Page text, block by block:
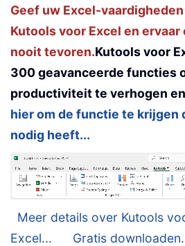
Geef uw Excel-
Kutools voor Excel en
nooit tevoren.Kutools voor
300 geavanceerde functies
productiviteit te verhogen
hier om de functie te krijgen
nodig heeft...
Meer details over Kutools
Excel...
Gratis